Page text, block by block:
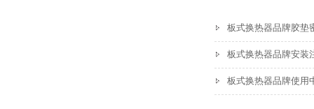
板式换热器品牌胶垫
板式换热器品牌安装
板式换热器品牌使用